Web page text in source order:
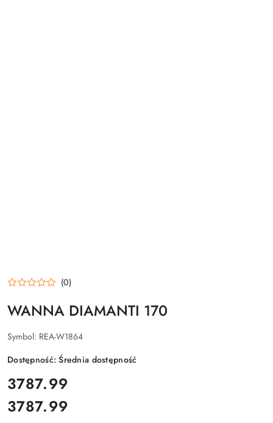
(0)
WANNA DIAMANTI 170
Symbol: REA-W1864
Dostępność:Średnia dostępność
cena:
3787.99
Cena:
3787.99